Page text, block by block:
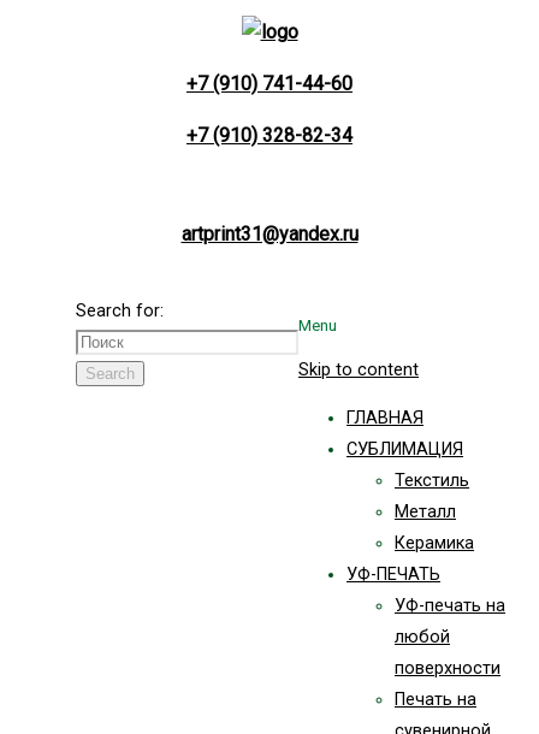
+7 (910) 741-44-60
+7 (910) 328-82-34
artprint31@yandex.ru
Search for:
Search
Menu
Skip to content
ГЛАВНАЯ
СУБЛИМАЦИЯ
Текстиль
Металл
Керамика
УФ-ПЕЧАТЬ
УФ-печать на
любой
поверхности
Печать на